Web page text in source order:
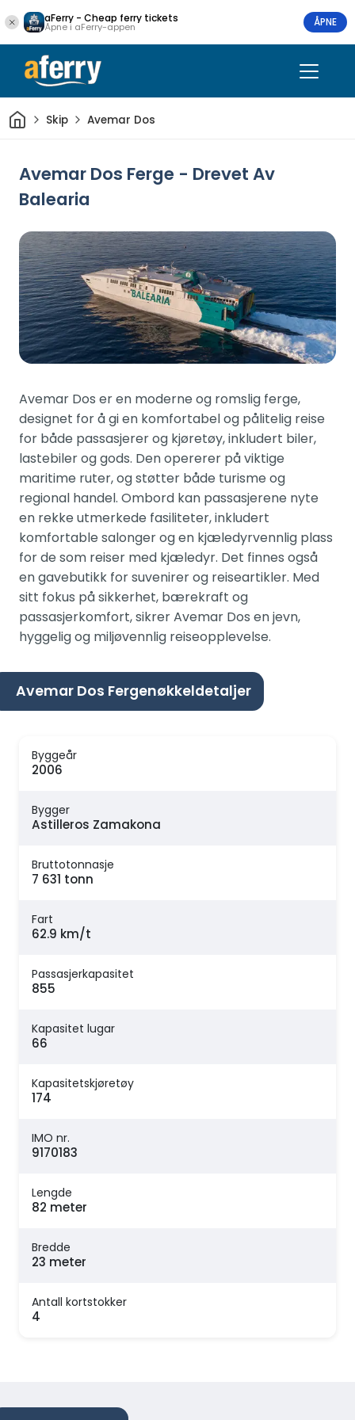
aFerry - Cheap ferry tickets
Åpne i aFerry-appen ÅPNE
HjemSkip Avemar Dos
Avemar Dos Ferge - Drevet Av
Balearia
Avemar Dos er en moderne og romslig ferge,
designet for å gi en komfortabel og pålitelig reise
for både passasjerer og kjøretøy, inkludert biler,
lastebiler og gods. Den opererer på viktige
maritime ruter, og støtter både turisme og
regional handel. Ombord kan passasjerene nyte
en rekke utmerkede fasiliteter, inkludert
komfortable salonger og en kjæledyrvennlig plass
for de som reiser med kjæledyr. Det finnes også
en gavebutikk for suvenirer og reiseartikler. Med
sitt fokus på sikkerhet, bærekraft og
passasjerkomfort, sikrer Avemar Dos en jevn,
hyggelig og miljøvennlig reiseopplevelse.
Avemar Dos Fergenøkkeldetaljer
Byggeår
2006
Bygger
Astilleros Zamakona
Bruttotonnasje
7 631 tonn
Fart
62.9 km/t
Passasjerkapasitet
855
Kapasitet lugar
66
Kapasitetskjøretøy
174
IMO nr.
9170183
Lengde
82 meter
Bredde
23 meter
Antall kortstokker
4